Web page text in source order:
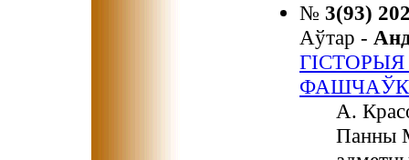
№ 3(93)
Аўтар -
А.
Панны